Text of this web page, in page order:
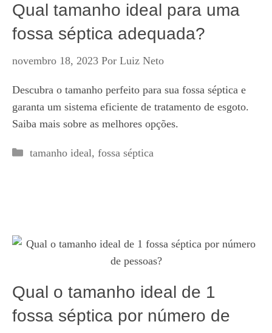
Qual tamanho ideal para uma
fossa séptica adequada?
novembro 18, 2023 Por Luiz Neto
Descubra o tamanho perfeito para sua fossa séptica e
garanta um sistema eficiente de tratamento de esgoto.
Saiba mais sobre as melhores opções.
Categorias
tamanho ideal, fossa séptica
Qual o tamanho ideal de 1
fossa séptica por número de